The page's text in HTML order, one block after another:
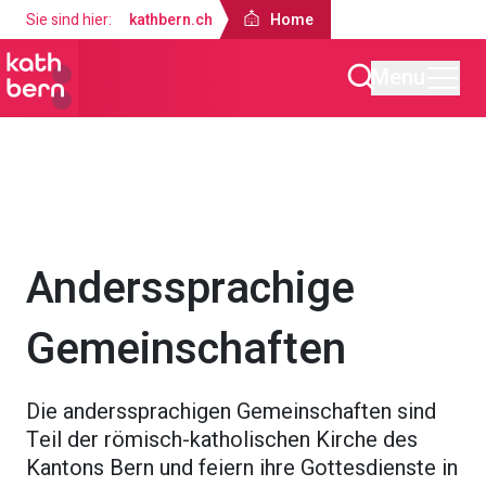
Sie sind hier: kathbern.ch Home
Anderssprachige
Gemeinschaften
Die anderssprachigen Gemeinschaften sind
Teil der römisch-katholischen Kirche des
Kantons Bern und feiern ihre Gottesdienste in